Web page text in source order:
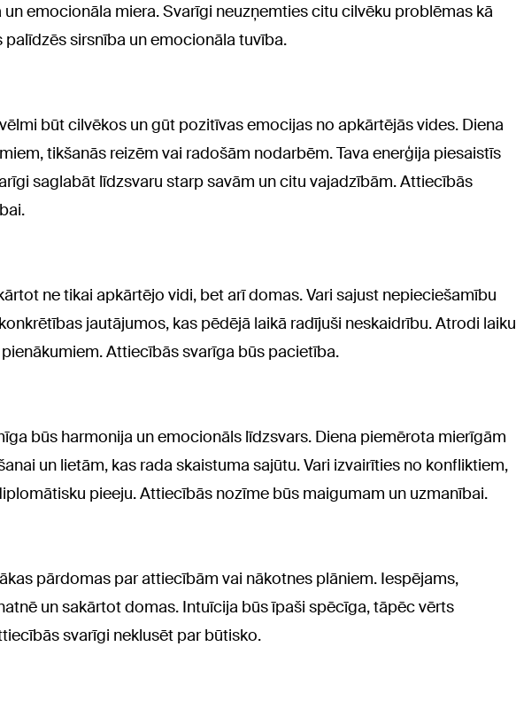
emocionāla miera. Svarīgi neuzņemties citu cilvēku problēmas kā
sirsnība un emocionāla tuvība.
būt cilvēkos un gūt pozitīvas emocijas no apkārtējās vides. Diena
tikšanās reizēm vai radošām nodarbēm. Tava enerģija piesaistīs
saglabāt līdzsvaru starp savām un citu vajadzībām. Attiecībās
ne tikai apkārtējo vidi, bet arī domas. Vari sajust nepieciešamību
jautājumos, kas pēdējā laikā radījuši neskaidrību. Atrodi laiku
Attiecībās svarīga būs pacietība.
būs harmonija un emocionāls līdzsvars. Diena piemērota mierīgām
un lietām, kas rada skaistuma sajūtu. Vari izvairīties no konfliktiem,
pieeju. Attiecībās nozīme būs maigumam un uzmanībai.
pārdomas par attiecībām vai nākotnes plāniem. Iespējams,
un sakārtot domas. Intuīcija būs īpaši spēcīga, tāpēc vērts
svarīgi neklusēt par būtisko.